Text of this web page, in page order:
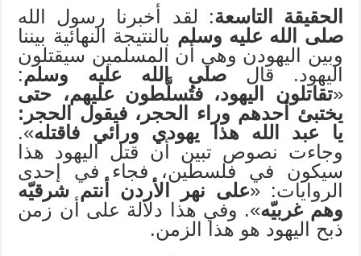
الحقيقة التاسعة: لقد أخبرنا رسول الله
صلى الله عليه وسلم بالنتيجة النهائية بيننا
وبين اليهودن وهي أن المسلمين سيقتلون
اليهود. قالصلى الله عليه وسلم:
«تقاتلون اليهود، فتُسلَّطون عليهم، حتى
يختبئ أحدهم وراء الحجر، فيقول الحجر:
يا عبد الله هذا يهودي ورائي فاقتله».
وجاءت نصوص تبين أن قتل اليهود هذا
سيكون في فلسطين، فجاء في إحدى
الروايات: «على نهر الأردن أنتم شرقيّه
وهم غربيّه». وفي هذا دلالة على أن زمن
ذبح اليهود هو هذا الزمن.